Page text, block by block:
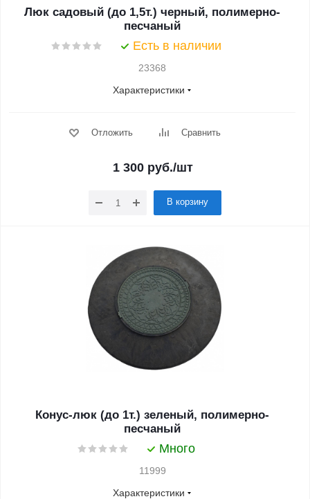
Люк садовый (до 1,5т.) черный, полимерно-
песчаный
Есть в наличии
23368
Характеристики
Отложить Сравнить
1 300руб./шт
В корзину
Конус-люк (до 1т.) зеленый, полимерно-
песчаный
Много
11999
Характеристики